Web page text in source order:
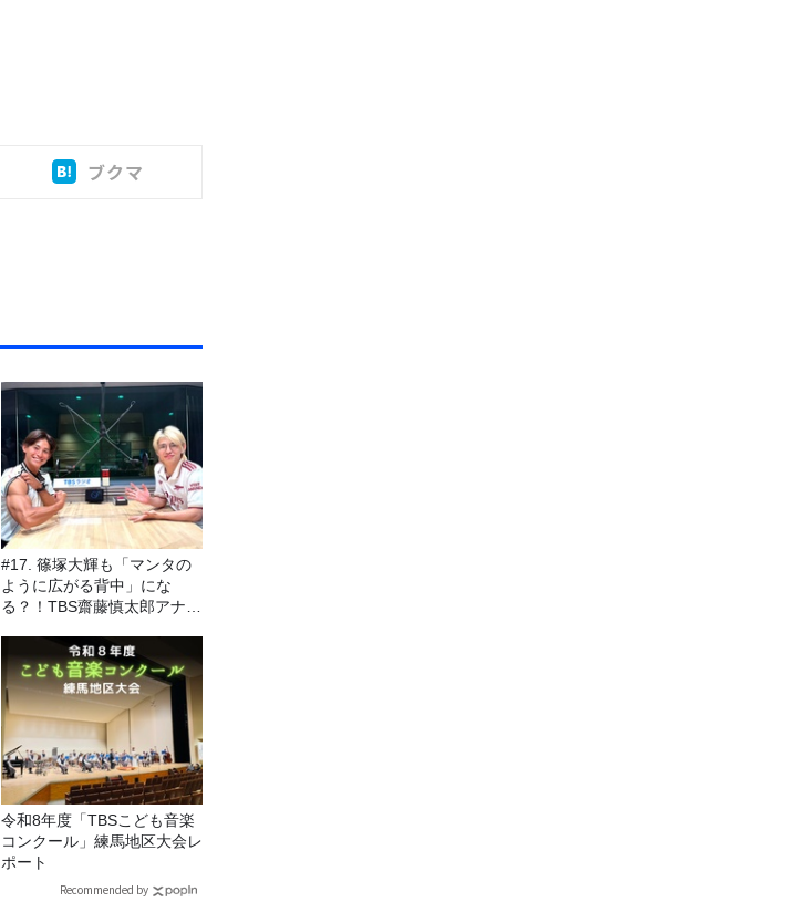
ブクマ
#17. 篠塚大輝も「マンタの
ように広がる背中」にな
る？！TBS齋藤慎太郎アナに
令和8年度「TBSこども音楽
コンクール」練馬地区大会レ
ポート
Recommended by